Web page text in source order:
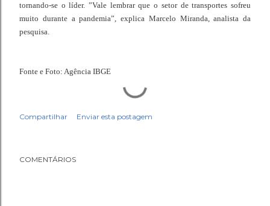
tornando-se o líder. ”Vale lembrar que o setor de transportes sofreu
muito durante a pandemia”, explica Marcelo Miranda, analista da
pesquisa.
Fonte e Foto: Agência IBGE
Compartilhar Enviar esta postagem
COMENTÁRIOS